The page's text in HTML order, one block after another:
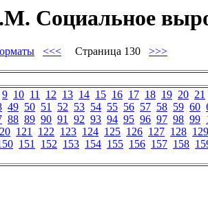
Социальное
<<< Страница 130 >>>
9 10 11 12 13 14 15 16 17 18 19 20 21
49 50 51 52 53 54 55 56 57 58 59 60
88 89 90 91 92 93 94 95 96 97 98 99
121 122 123 124 125 126 127 128 129
151 152 153 154 155 156 157 158